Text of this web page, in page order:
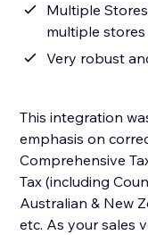
Multiple
multiple
Very robust
This integration
emphasis on
Comprehensive
Tax (including
Australian & New
etc. As your sales